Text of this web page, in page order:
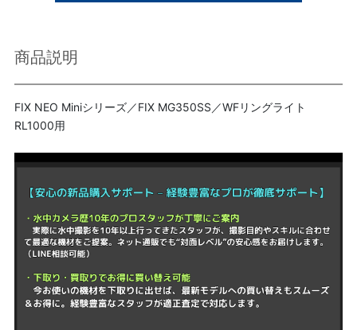
商品説明
FIX NEO Miniシリーズ／FIX MG350SS／WFリングライト
RL1000用